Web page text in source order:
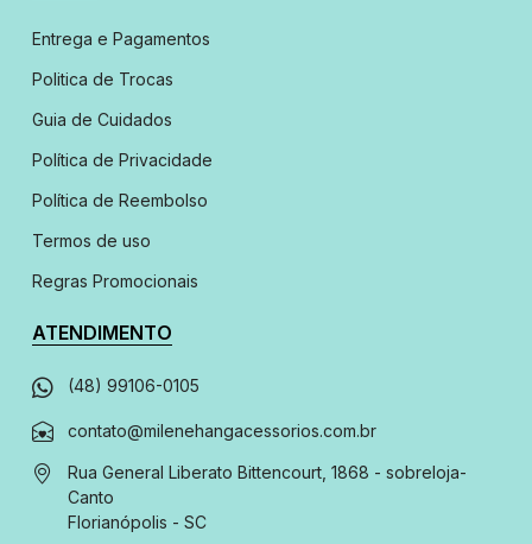
Entrega e Pagamentos
Politica de Trocas
Guia de Cuidados
Política de Privacidade
Política de Reembolso
Termos de uso
Regras Promocionais
ATENDIMENTO
(48) 99106-0105
contato@milenehangacessorios.com.br
Rua General Liberato Bittencourt, 1868 - sobreloja-
Canto
Florianópolis - SC